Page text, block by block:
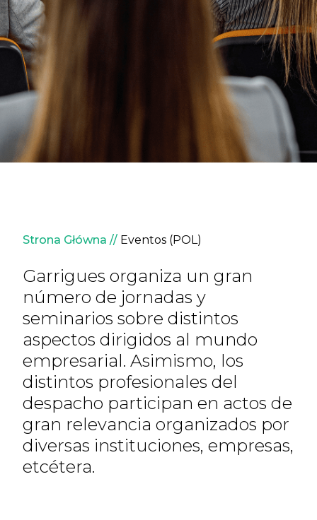
Ścieżka nawigacyjna
Strona Główna Eventos (POL)
Garrigues organiza un gran
número de jornadas y
seminarios sobre distintos
aspectos dirigidos al mundo
empresarial. Asimismo, los
distintos profesionales del
despacho participan en actos de
gran relevancia organizados por
diversas instituciones, empresas,
etcétera.